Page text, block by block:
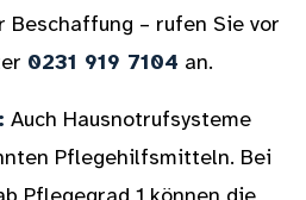
– rufen Sie vor
0231 919 7104 an.
Auch Hausnotrufsysteme
Pflegehilfsmitteln. Bei